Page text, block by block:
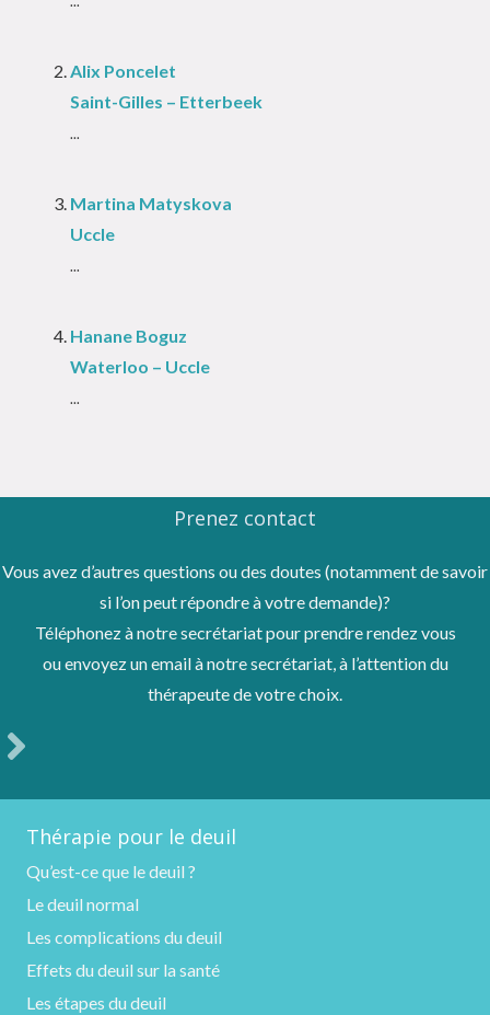
Alix Poncelet
Saint-Gilles – Etterbeek
...
Martina Matyskova
Uccle
...
Hanane Boguz
Waterloo – Uccle
...
Prenez contact
Vous avez d’autres questions ou des doutes (notamment de savoir
si l’on peut répondre à votre demande)?
Téléphonez à notre secrétariat pour prendre rendez vous
ou envoyez un email à notre secrétariat, à l’attention du
thérapeute de votre choix.
Thérapie pour le deuil
Qu’est-ce que le deuil ?
Le deuil normal
Les complications du deuil
Effets du deuil sur la santé
Les étapes du deuil